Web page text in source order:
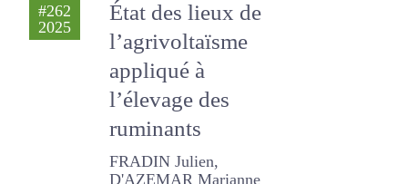
#262
État des lieux de
l’agrivoltaïsme
appliqué à l’élevage
des ruminants
FRADIN Julien, D'AZEMAR
Marianne